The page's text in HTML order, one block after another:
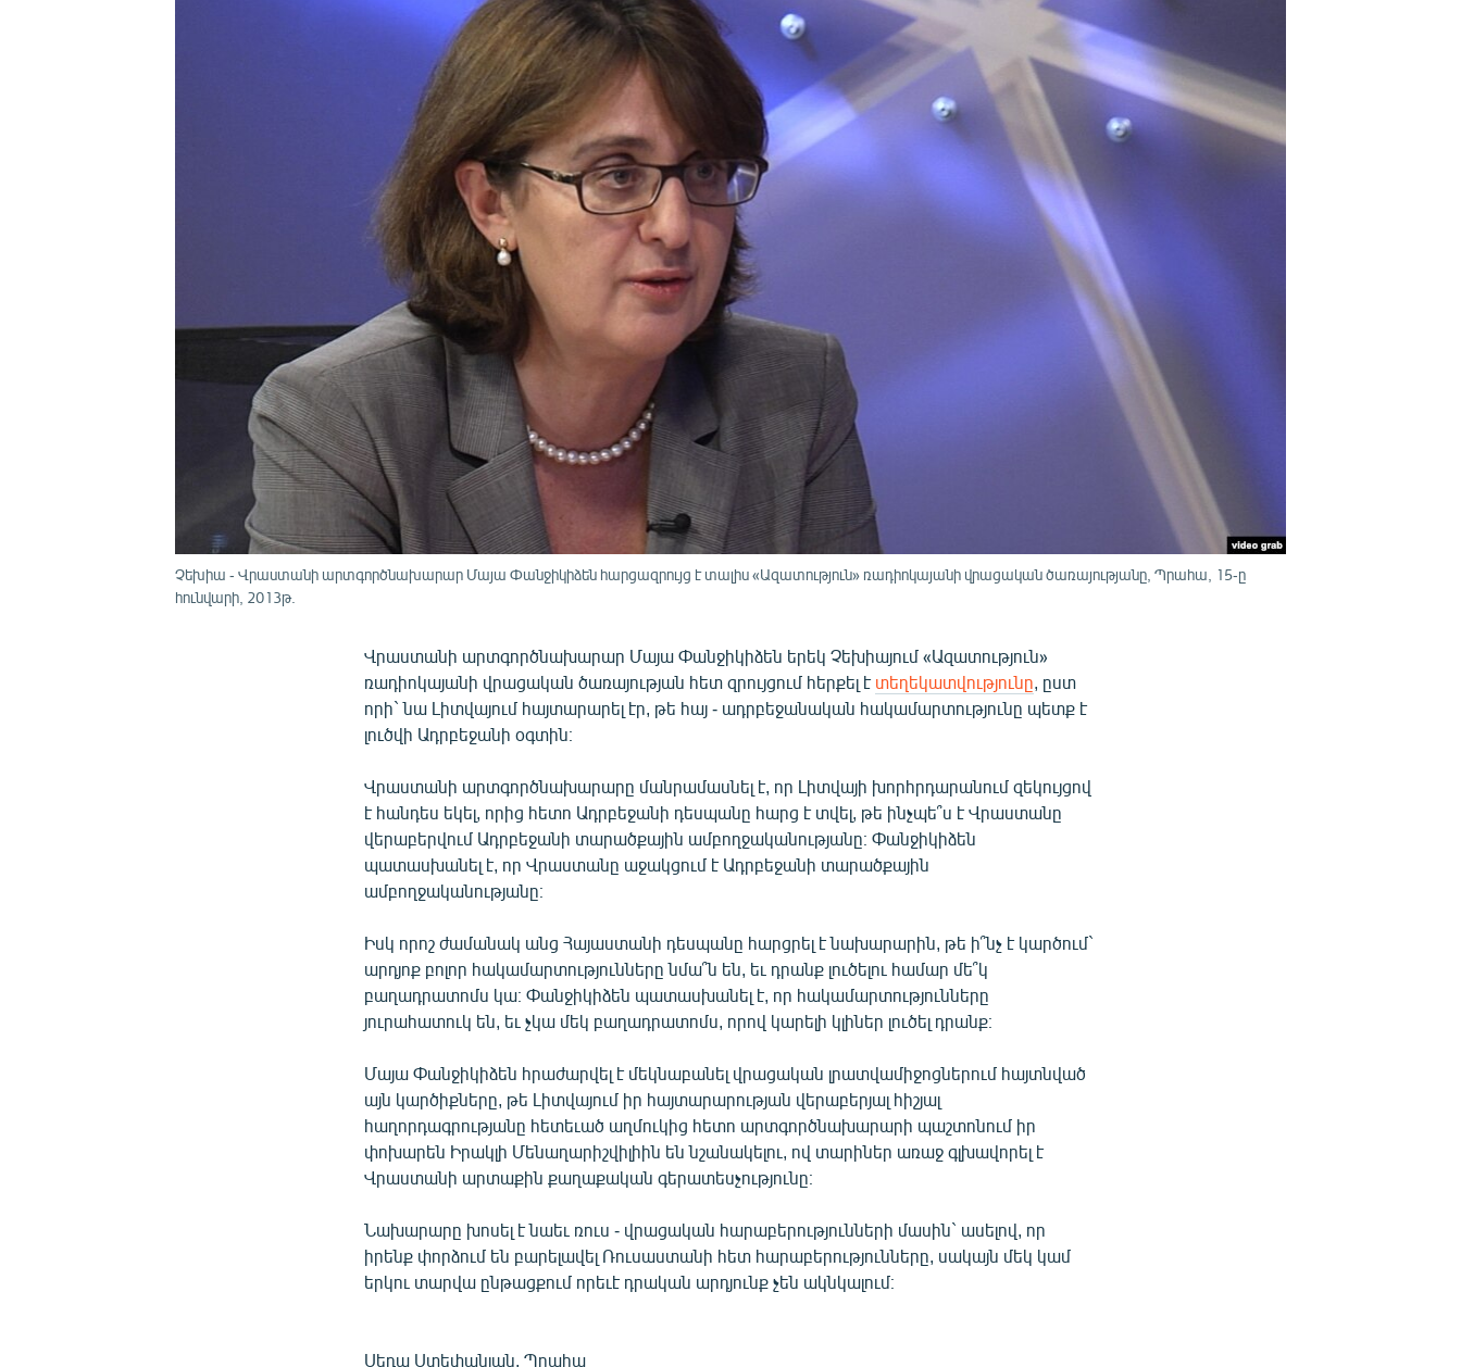
Չեխիա - Վրաստանի արտգործնախարար Մայա Փանջիկիձեն հարցազրույց է տալիս «Ազատություն» ռադիոկայանի վրացական ծառայությանը, Պրահա, 15-ը
հունվարի, 2013թ.
Վրաստանի արտգործնախարար Մայա Փանջիկիձեն երեկ Չեխիայում «Ազատություն»
ռադիոկայանի վրացական ծառայության հետ զրույցում հերքել է տեղեկատվությունը, ըստ
որի` նա Լիտվայում հայտարարել էր, թե հայ - ադրբեջանական հակամարտությունը պետք է
լուծվի Ադրբեջանի օգտին։
Վրաստանի արտգործնախարարը մանրամասնել է, որ Լիտվայի խորհրդարանում զեկույցով
է հանդես եկել, որից հետո Ադրբեջանի դեսպանը հարց է տվել, թե ինչպե՞ս է Վրաստանը
վերաբերվում Ադրբեջանի տարածքային ամբողջականությանը։ Փանջիկիձեն
պատասխանել է, որ Վրաստանը աջակցում է Ադրբեջանի տարածքային
ամբողջականությանը։
Իսկ որոշ ժամանակ անց Հայաստանի դեսպանը հարցրել է նախարարին, թե ի՞նչ է կարծում`
արդյոք բոլոր հակամարտությունները նմա՞ն են, եւ դրանք լուծելու համար մե՞կ
բաղադրատոմս կա։ Փանջիկիձեն պատասխանել է, որ հակամարտությունները
յուրահատուկ են, եւ չկա մեկ բաղադրատոմս, որով կարելի կլիներ լուծել դրանք։
Մայա Փանջիկիձեն հրաժարվել է մեկնաբանել վրացական լրատվամիջոցներում հայտնված
այն կարծիքները, թե Լիտվայում իր հայտարարության վերաբերյալ հիշյալ
հաղորդագրությանը հետեւած աղմուկից հետո արտգործնախարարի պաշտոնում իր
փոխարեն Իրակլի Մենաղարիշվիլիին են նշանակելու, ով տարիներ առաջ գլխավորել է
Վրաստանի արտաքին քաղաքական գերատեսչությունը։
Նախարարը խոսել է նաեւ ռուս - վրացական հարաբերությունների մասին` ասելով, որ
իրենք փորձում են բարելավել Ռուսաստանի հետ հարաբերությունները, սակայն մեկ կամ
երկու տարվա ընթացքում որեւէ դրական արդյունք չեն ակնկալում։
Սեդա Ստեփանյան, Պրահա